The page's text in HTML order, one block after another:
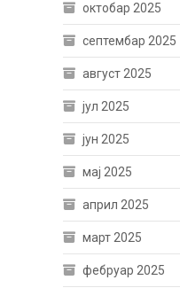
октобар 2025
септембар 2025
август 2025
јул 2025
јун 2025
мај 2025
април 2025
март 2025
фебруар 2025